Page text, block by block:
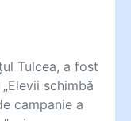
Tulcea, a fost
schimbă
campanie a